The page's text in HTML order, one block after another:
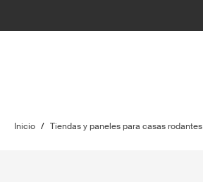
Inicio / Tiendas y paneles para casas rodantes